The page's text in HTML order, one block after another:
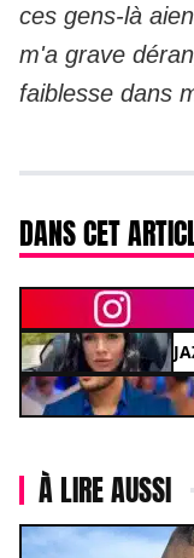
ces gens-là
m'a grave
faiblesse dans
DANS CET
À LIRE AUSSI